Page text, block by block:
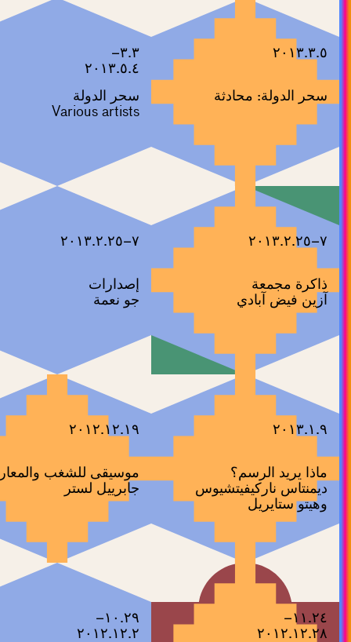
٢٠١٣.٣.٥
سحر الدولة: محادثة
٣.٣–
٢٠١٣.٥.٤
سحر الدولة
Various artists
٧–٢٠١٣.٢.٢٥
ذاكرة مجمعة
آزين فيض آبادي
٧–٢٠١٣.٢.٢٥
إصدارات
جو نعمة
٢٠١٣.١.٩
ماذا يريد الرسم؟
ديمنتاس ناركيفيتشيوس
وهيتو ستايريل
٢٠١٢.١٢.١٩
موسيقى للشغب
جابرييل لستر
١١.٢٤–
٢٠١٢.١٢.٢٨
١٠.٢٩–
٢٠١٢.١٢.٢